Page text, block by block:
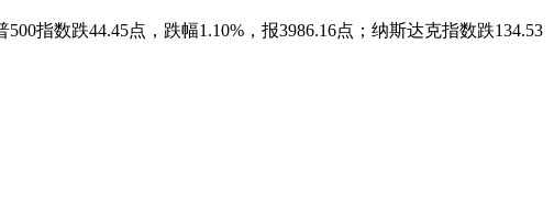
指数跌44.45点，跌幅1.10%，报3986.16点；纳斯达克指数跌134.53